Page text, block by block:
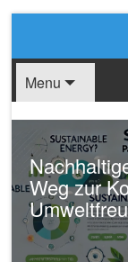
Menu
Weg zur